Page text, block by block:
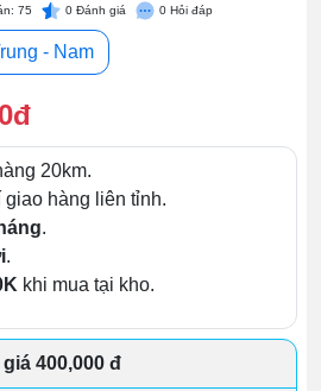
75 0 Đánh giá 0 Hỏi đáp
- Nam
20km.
giao hàng liên tỉnh.
.
.
khi mua tại kho.
400,000 đ